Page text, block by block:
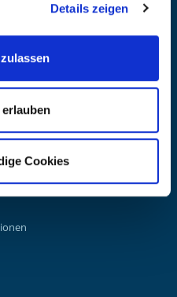
Details zeigen
Cookies